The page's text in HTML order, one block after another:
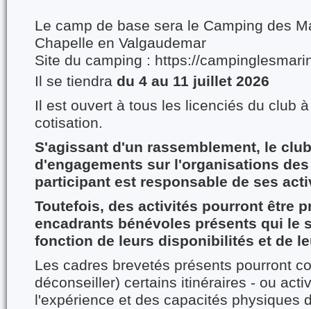
Le camp de base sera le Camping des
Chapelle en Valgaudemar
Site du camping : https://
Il se tiendra du 4 au 11 juillet 2026
Il est ouvert à tous les licenciés du club
cotisation.
S'agissant d'un rassemblement, le
d'engagements sur l'organisations
participant est responsable de ses
Toutefois, des activités pourront être
encadrants bénévoles présents qui le
fonction de leurs disponibilités et de
Les cadres brevetés présents pourront
déconseiller) certains itinéraires - ou
l'expérience et des capacités physiques